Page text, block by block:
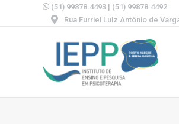
(51) 99878.4493 | (51) 99878.4492
Rua Furriel Luiz Antônio de